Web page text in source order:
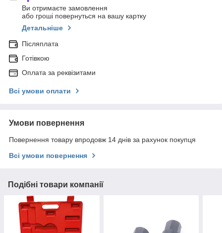
Ви отримаєте замовлення
або гроші повернуться на вашу картку
Детальніше
Післяплата
Готівкою
Оплата за реквізитами
Всі умови оплати
Умови повернення
Повернення товару впродовж 14 днів за рахунок покупця
Всі умови повернення
Подібні товари компанії